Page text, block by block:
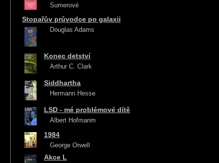
Sumerové
Stopařův průvodce po galaxii
Douglas Adams
Konec detství
Arthur C. Clark
Siddhartha
Hermann Hesse
LSD - mé problémové dítě
Albert Hofmanm
1984
George Orwell
Akce L